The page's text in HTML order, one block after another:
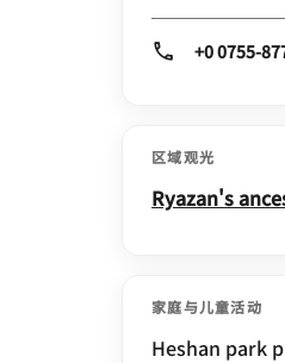
+0 0755-
区域观光
Ryazan's
家庭与儿童活动
Heshan park